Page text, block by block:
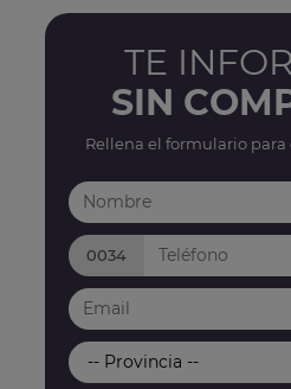
TE
SIN
Rellena el formulario
0034